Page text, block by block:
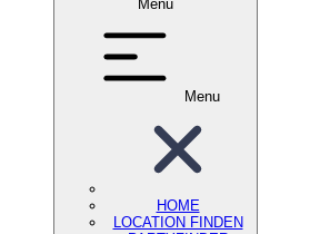
Menu
Menu
HOME
LOCATION FINDEN